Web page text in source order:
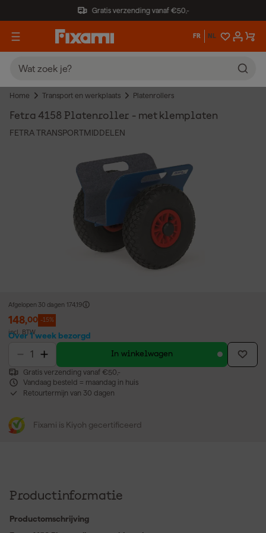
Gratis verzending vanaf €50,-
FR NL
Home Transport en werkplaats Platenrollers
Fetra 4158 Platenroller - met klemplaten
FETRA TRANSPORTMIDDELEN
Afgelopen 30 dagen 174,19
148,00 -15%
incl. BTW
Over 1 week bezorgd
In winkelwagen
Gratis verzending vanaf €50,-
Vandaag besteld = maandag in huis
Retourtermijn van 30 dagen
Fixami is Kiyoh gecertificeerd
Productinformatie
Productomschrijving